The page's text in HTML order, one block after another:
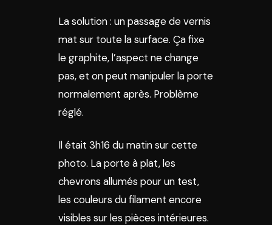
La solution : un passage de vernis
mat sur toute la surface. Ça fixe
le graphite, l’aspect ne change
pas, et on peut manipuler la porte
normalement après. Problème
réglé.
Il était 3h16 du matin sur cette
photo. La porte à plat, les
chevrons allumés pour un test,
les couleurs du filament encore
visibles sur les pièces intérieures.